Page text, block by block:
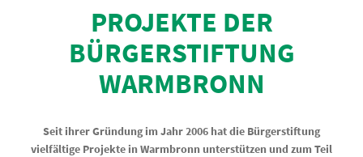
PROJEKTE DER
BÜRGERSTIFTUNG
WARMBRONN
Seit ihrer Gründung im Jahr 2006 hat die Bürgerstiftung
vielfältige Projekte in Warmbronn unterstützen und zum Teil